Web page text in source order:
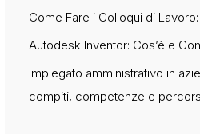
Come Fare i Colloqui di
Autodesk Inventor: Cos’è e
Impiegato amministrativo in
compiti, competenze e